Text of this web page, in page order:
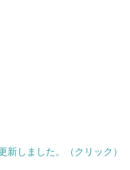
新しました。（クリック）